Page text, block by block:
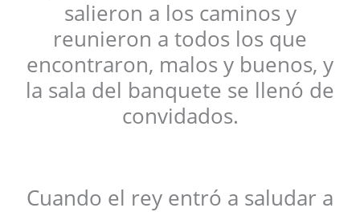
salieron a los caminos y
reunieron a todos los que
encontraron, malos y buenos, y
la sala del banquete se llenó de
convidados.
Cuando el rey entró a saludar a